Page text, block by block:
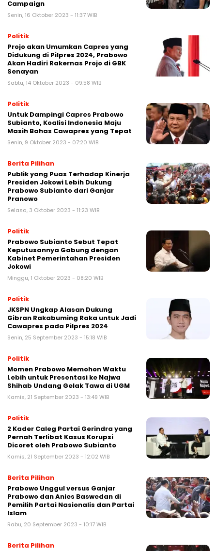
Campaign
Senin, 16 Oktober 2023 - 11:37 WIB
Politik
Projo akan Umumkan Capres yang
Didukung di Pilpres 2024, Prabowo
Akan Hadiri Rakernas Projo di GBK
Senayan
Sabtu, 14 Oktober 2023 - 09:58 WIB
Politik
Untuk Dampingi Capres Prabowo
Subianto, Koalisi Indonesia Maju
Masih Bahas Cawapres yang Tepat
Senin, 9 Oktober 2023 - 07:20 WIB
Berita Pilihan
Publik yang Puas Terhadap Kinerja
Presiden Jokowi Lebih Dukung
Prabowo Subianto dari Ganjar
Pranowo
Selasa, 3 Oktober 2023 - 11:23 WIB
Politik
Prabowo Subianto Sebut Tepat
Keputusannya Gabung dengan
Kabinet Pemerintahan Presiden
Jokowi
Minggu, 1 Oktober 2023 - 08:20 WIB
Politik
JKSPN Ungkap Alasan Dukung
Gibran Rakabuming Raka untuk Jadi
Cawapres pada Pilpres 2024
Senin, 25 September 2023 - 15:18 WIB
Politik
Momen Prabowo Memohon Waktu
Lebih untuk Presentasi ke Najwa
Shihab Undang Gelak Tawa di UGM
Kamis, 21 September 2023 - 13:49 WIB
Politik
2 Kader Caleg Partai Gerindra yang
Pernah Terlibat Kasus Korupsi
Dicoret oleh Prabowo Subianto
Kamis, 21 September 2023 - 12:02 WIB
Berita Pilihan
Prabowo Unggul versus Ganjar
Prabowo dan Anies Baswedan di
Pemilih Partai Nasionalis dan Partai
Islam
Rabu, 20 September 2023 - 10:17 WIB
Berita Pilihan